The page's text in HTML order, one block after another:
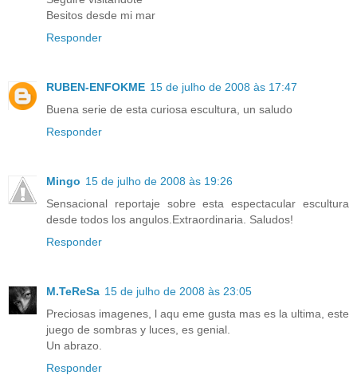
Besitos desde mi mar
Responder
RUBEN-ENFOKME 15 de julho de 2008 às 17:47
Buena serie de esta curiosa escultura, un saludo
Responder
Mingo 15 de julho de 2008 às 19:26
Sensacional reportaje sobre esta espectacular escultura
desde todos los angulos.Extraordinaria. Saludos!
Responder
M.TeReSa 15 de julho de 2008 às 23:05
Preciosas imagenes, l aqu eme gusta mas es la ultima, este
juego de sombras y luces, es genial.
Un abrazo.
Responder